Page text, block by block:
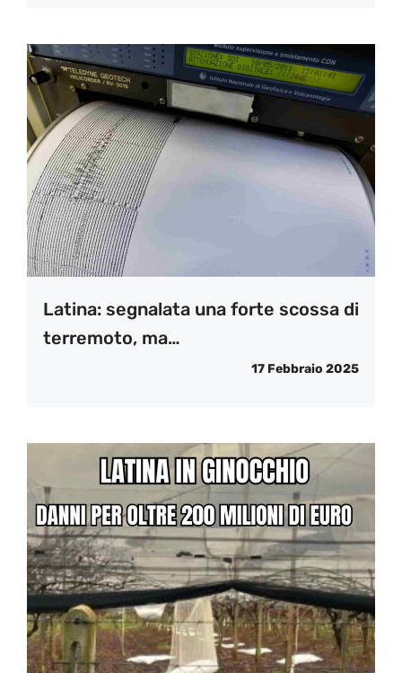
Latina: segnalata una forte scossa di
terremoto, ma…
17 Febbraio 2025